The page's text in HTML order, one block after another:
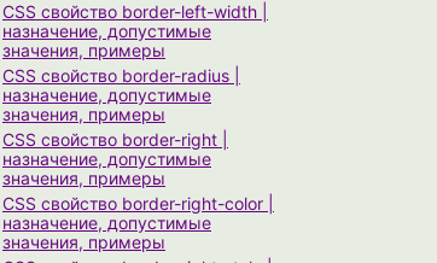
CSS свойство border-left-width |
назначение, допустимые
значения, примеры
CSS свойство border-radius |
назначение, допустимые
значения, примеры
CSS свойство border-right |
назначение, допустимые
значения, примеры
CSS свойство border-right-color |
назначение, допустимые
значения, примеры